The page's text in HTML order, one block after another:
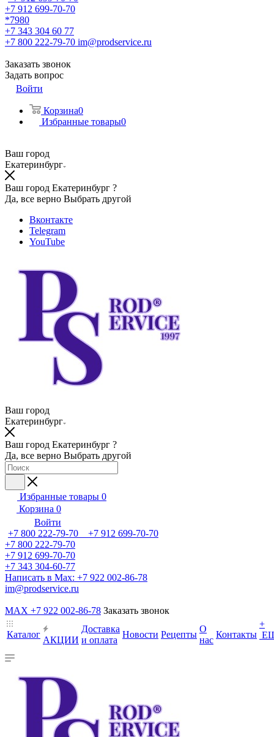
+7 912 699-70-70
*7980
+7 343 304 60 77
+7 800 222-79-70 im@prodservice.ru
Заказать звонок
Задать вопрос
Войти
Корзина0
Избранные товары0
Ваш город
Екатеринбург
Ваш город Екатеринбург ?
Да, все верно Выбрать другой
Вконтакте
Telegram
YouTube
Ваш город
Екатеринбург
Ваш город Екатеринбург ?
Да, все верно Выбрать другой
Избранные товары 0
Корзина 0
Войти
+7 800 222-79-70 +7 912 699-70-70
+7 800 222-79-70
+7 912 699-70-70
+7 343 304-60-77
Написать в Max: +7 922 002-86-78
im@prodservice.ru
MAX +7 922 002-86-78 Заказать звонок
Каталог
АКЦИИ
Доставка
и оплата
Новости Рецепты
О
нас
Контакты
+